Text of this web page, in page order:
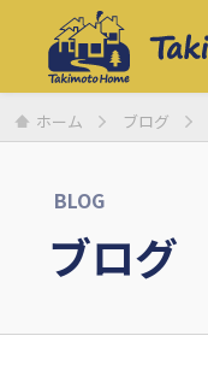
ホーム ブログ
BLOG
ブログ